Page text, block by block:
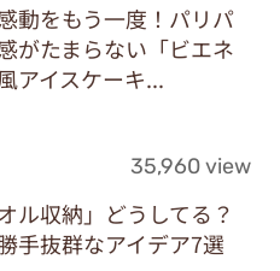
動をもう一度！パリパ
がたまらない「ビエネ
アイスケーキ...
35,960 view
オル収納」どうしてる？
手抜群なアイデア7選